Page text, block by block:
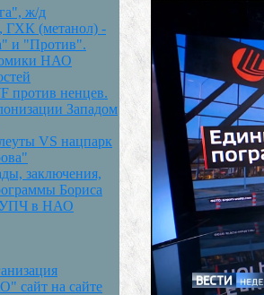
ж/д
ГХК (метанол) -
и "Против".
НАО
против ненцев.
Западом
VS нацпарк
заключения,
Бориса
УПЧ в НАО
сайт на сайте